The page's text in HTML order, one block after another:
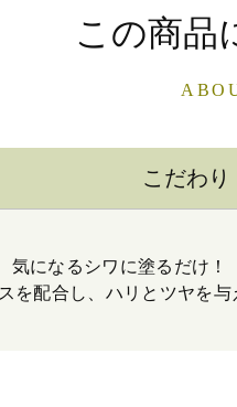
この商品
こだわり
になるシワに塗るだけ
を配合し、ハリとツヤを与